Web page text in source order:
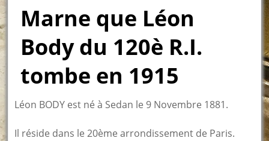
Marne que Léon
Body du 120è R.I.
tombe en 1915
Léon BODY est né à Sedan le 9 Novembre 1881.
Il réside dans le 20ème arrondissement de Paris.